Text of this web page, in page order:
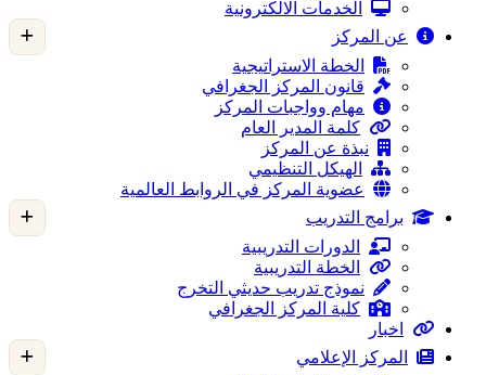
الخدمات الالكترونية
عن المركز
الخطة الاستراتيجية
قانون المركز الجغرافي
مهام وواجبات المركز
كلمة المدير العام
نبذة عن المركز
الهيكل التنظيمي
عضوية المركز في الروابط العالمية
برامج التدريب
الدورات التدريبية
الخطة التدريبية
نموذج تدريب حديثي التخرج
كلية المركز الجغرافي
اخبار
المركز الإعلامي